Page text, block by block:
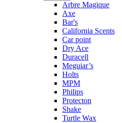
Arbre Magique
Axe
Bar's
California Scents
Car point
Dry Ace
Duracell
Meguiar’s
Holts
MPM
Philips
Protecton
Shake
Turtle Wax